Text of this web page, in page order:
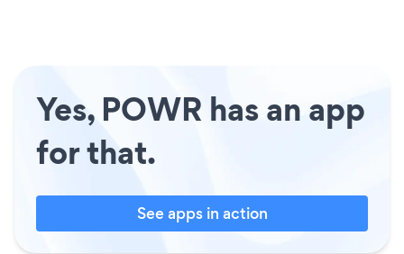
Yes, POWR has an app
for that.
See apps in action